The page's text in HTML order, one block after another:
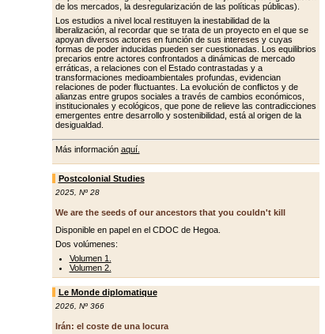
de los mercados, la desregularización de las políticas públicas).
Los estudios a nivel local restituyen la inestabilidad de la
liberalización, al recordar que se trata de un proyecto en el que se
apoyan diversos actores en función de sus intereses y cuyas
formas de poder inducidas pueden ser cuestionadas. Los equilibrios
precarios entre actores confrontados a dinámicas de mercado
erráticas, a relaciones con el Estado contrastadas y a
transformaciones medioambientales profundas, evidencian
relaciones de poder fluctuantes. La evolución de conflictos y de
alianzas entre grupos sociales a través de cambios económicos,
institucionales y ecológicos, que pone de relieve las contradicciones
emergentes entre desarrollo y sostenibilidad, está al origen de la
desigualdad.
Más información aquí.
Postcolonial Studies
2025, Nº 28
We are the seeds of our ancestors that you couldn't kill
Disponible en papel en el CDOC de Hegoa.
Dos volúmenes:
Volumen 1.
Volumen 2.
Le Monde diplomatique
2026, Nº 366
Irán: el coste de una locura